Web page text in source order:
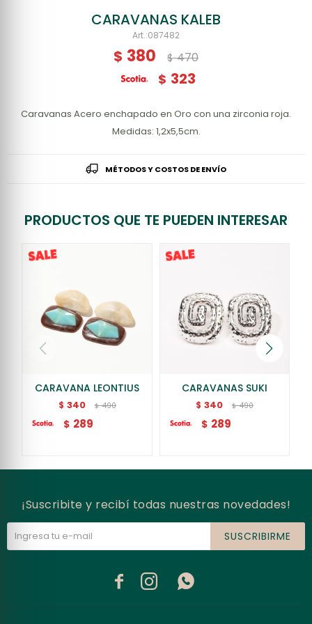
CARAVANAS KALEB
087482
$ 380 $ 470
$ 323
Caravanas Acero enchapado en Oro con una zirconia roja.
Medidas: 1,2x5,5cm.
MÉTODOS Y COSTOS DE ENVÍO
PRODUCTOS QUE TE PUEDEN INTERESAR
CARAVANA LEONTIUS
$ 340 $ 490
$ 289
CARAVANAS SUKI
$ 340 $ 490
$ 289
¡Suscribite y recibí todas nuestras novedades!
SUSCRIBIRME
  